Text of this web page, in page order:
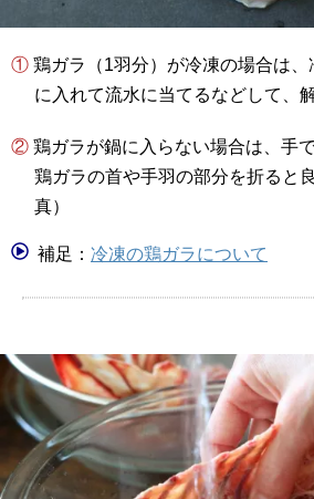
① 鶏ガラ（1羽分）が冷凍の場合は、冷蔵庫に移すか、袋
に入れて流水に当てるなどして、
② 鶏ガラが鍋に入らない場合は、手
鶏ガラの首や手羽の部分を折ると
真）
補足： 冷凍の鶏ガラについて